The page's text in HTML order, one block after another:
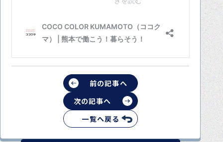
前の記事へ
一覧へ戻る
次の記事へ